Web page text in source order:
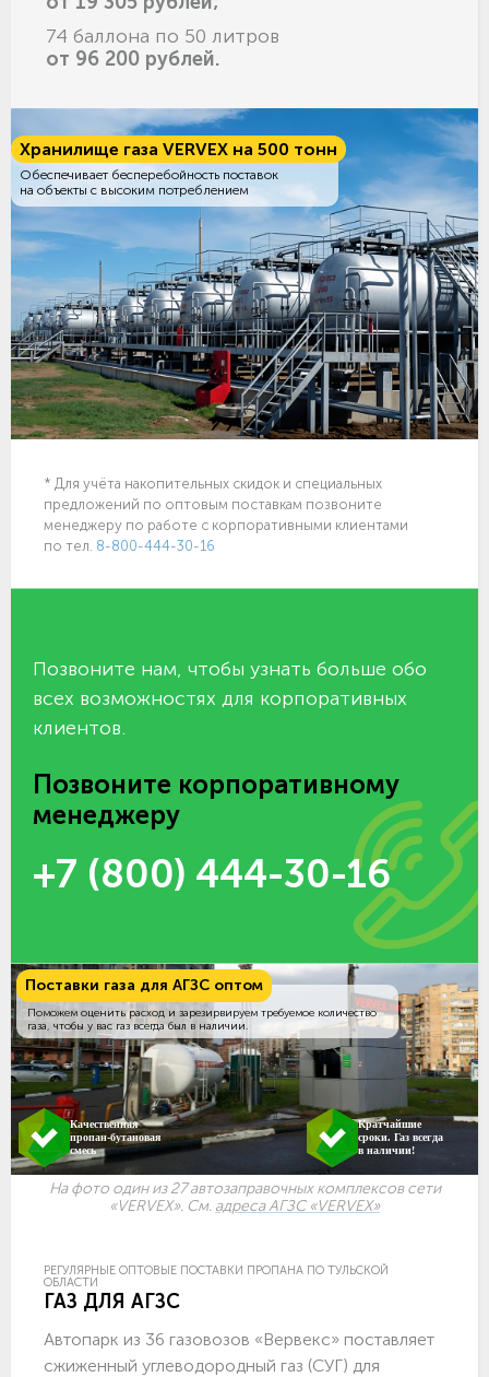
74 баллона по 50 литров
от 96 200 рублей.
Хранилище газа VERVEX на 500 тонн
Обеспечивает бесперебойность поставок
на объекты с высоким потреблением
* Для учёта накопительных скидок и специальных
предложений по оптовым поставкам позвоните
менеджеру по работе с корпоративными клиентами
по тел. 8-800-444-30-16
Позвоните нам, чтобы узнать больше обо
всех возможностях для корпоративных
клиентов.
Позвоните корпоративному
менеджеру
+7 (800) 444-30-16
Поставки газа для АГЗС оптом
Поможем оценить расход и зарезирвируем требуемое количество
газа, чтобы у вас газ всегда был в наличии.
Качественная
пропан-бутановая
смесь
Кратчайшие
сроки. Газ всегда
в наличии!
На фото один из 27 автозаправочных комплексов сети
«VERVEX». См. адреса АГЗС «VERVEX»
РЕГУЛЯРНЫЕ ОПТОВЫЕ ПОСТАВКИ ПРОПАНА ПО ТУЛЬСКОЙ
ОБЛАСТИ
ГАЗ ДЛЯ АГЗС
Автопарк из 36 газовозов «Вервекс» поставляет
сжиженный углеводородный газ (СУГ) для